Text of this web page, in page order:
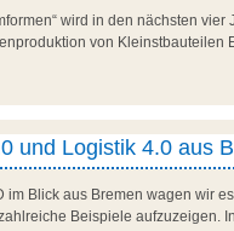
wird in den nächsten
von Kleinstbauteilen
und Logistik 4.0 aus
im Blick aus Bremen wagen wir
Beispiele aufzuzeigen.